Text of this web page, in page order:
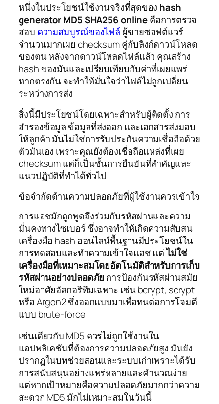
หนึ่งในประโยชน์ใช้งานจริงที่สุดของ hash
generator MD5 SHA256 onlineคือการตรวจ
สอบ ความสมบูรณ์ของไฟล์ ผู้ขายซอฟต์แวร์
จำนวนมากเผย checksum คู่กับลิงก์ดาวน์โหลด
ของตน หลังจากดาวน์โหลดไฟล์แล้ว คุณสร้าง
hash ของมันและเปรียบเทียบกับค่าที่เผยแพร่
หากตรงกัน จะทำให้มั่นใจว่าไฟล์ไม่ถูกเปลี่ยน
ระหว่างการส่ง
สิ่งนี้มีประโยชน์โดยเฉพาะสำหรับผู้ติดตั้ง การ
สำรองข้อมูล ข้อมูลที่ส่งออก และเอกสารส่งมอบ
ให้ลูกค้า มันไม่ใช่การรับประกันความเชื่อถือด้วย
ตัวมันเอง เพราะคุณยังต้องเชื่อถือแหล่งที่เผย
checksum แต่ก็เป็นชั้นการยืนยันที่สำคัญและ
แนวปฏิบัติที่ทำได้ทั่วไป
ข้อจำกัดด้านความปลอดภัยที่ผู้ใช้งานควรเข้าใจ
การแฮชมักถูกพูดถึงร่วมกับรหัสผ่านและความ
มั่นคงทางไซเบอร์ ซึ่งอาจทำให้เกิดความสับสน
เครื่องมือ hash ออนไลน์พื้นฐานมีประโยชน์ใน
การทดสอบและทำความเข้าใจแฮช แต่ไม่ใช่
เครื่องมือที่เหมาะสมโดยอัตโนมัติสำหรับการเก็บ
รหัสผ่านอย่างปลอดภัย การป้องกันรหัสผ่านสมัย
ใหม่อาศัยอัลกอริทึมเฉพาะ เช่น bcrypt, scrypt
หรือ Argon2 ซึ่งออกแบบมาเพื่อทนต่อการโจมตี
แบบ brute-force
เช่นเดียวกับ MD5 ควรไม่ถูกใช้งานใน
แอปพลิเคชันที่ต้องการความปลอดภัยสูง มันยัง
ปรากฏในบทช่วยสอนและระบบเก่าเพราะได้รับ
การสนับสนุนอย่างแพร่หลายและคำนวณง่าย
แต่หากเป้าหมายคือความปลอดภัยมากกว่าความ
สะดวก MD5 มักไม่เหมาะสมในวันนี้